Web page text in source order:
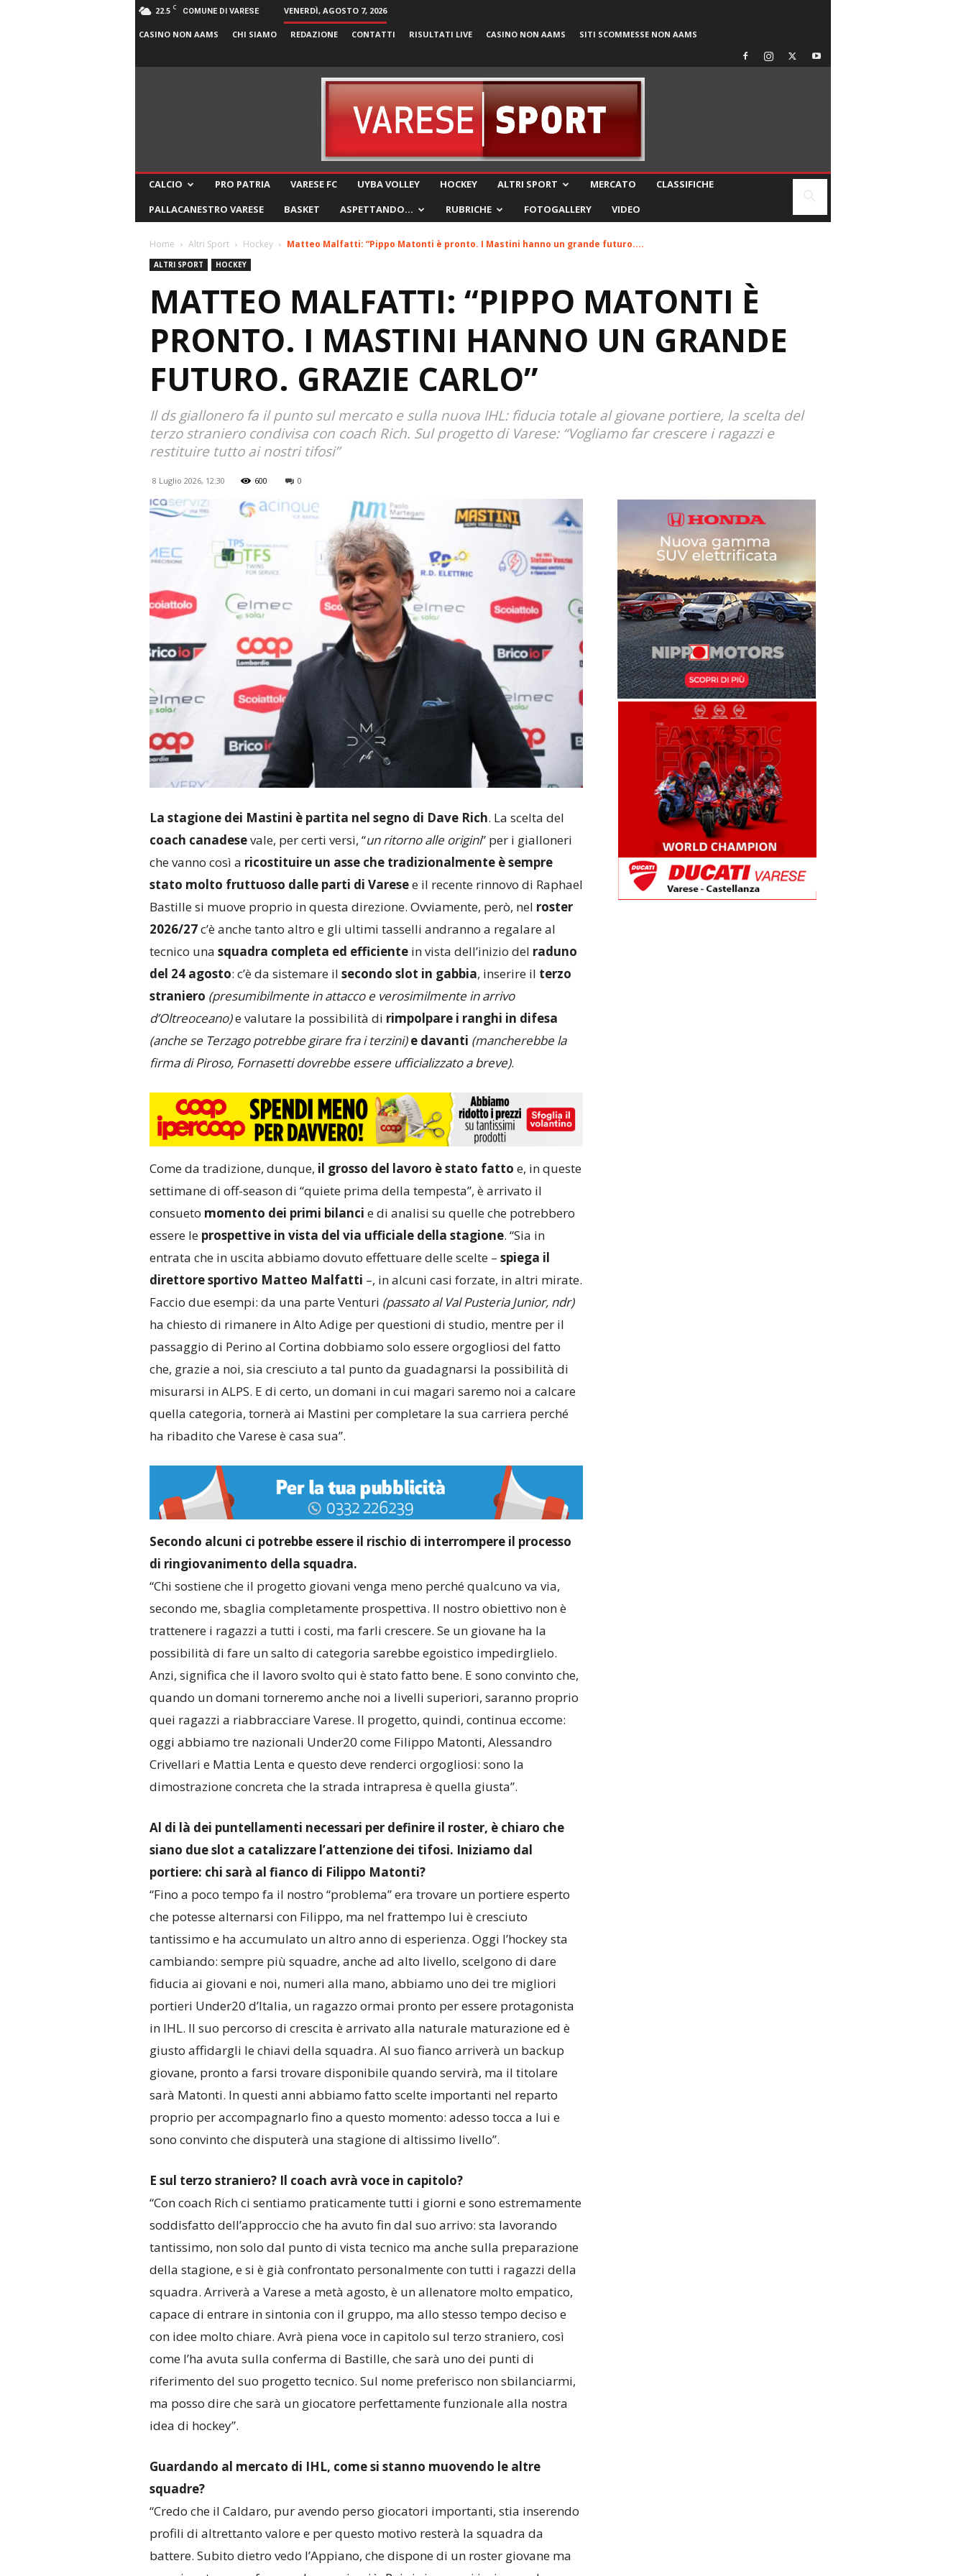
22.5 C COMUNE DI VARESE VENERDÌ, AGOSTO 7, 2026
CASINO NON AAMS CHI SIAMO REDAZIONE CONTATTI RISULTATI LIVE CASINO NON AAMS SITI SCOMMESSE NON AAMS
CALCIO PRO PATRIA VARESE FC UYBA VOLLEY HOCKEY ALTRI SPORT MERCATO
CLASSIFICHE
PALLACANESTRO VARESE
BASKET ASPETTANDO… RUBRICHE FOTOGALLERY VIDEO
Home Altri Sport Hockey Matteo Malfatti: “Pippo Matonti è pronto. I Mastini hanno un grande futuro....
ALTRI SPORT HOCKEY
MATTEO MALFATTI: “PIPPO MATONTI È
PRONTO. I MASTINI HANNO UN GRANDE
FUTURO. GRAZIE CARLO”
Il ds giallonero fa il punto sul mercato e sulla nuova IHL: fiducia totale al giovane portiere, la scelta del
terzo straniero condivisa con coach Rich. Sul progetto di Varese: “Vogliamo far crescere i ragazzi e
restituire tutto ai nostri tifosi”
8 Luglio 2026, 12:30 600 0
La stagione dei Mastini è partita nel segno di Dave Rich. La scelta del
coach canadesevale, per certi versi, “un ritorno alle origini” per i gialloneri
che vanno così a ricostituire un asse che tradizionalmente è sempre
stato molto fruttuoso dalle parti di Varesee il recente rinnovo di Raphael
Bastille si muove proprio in questa direzione. Ovviamente, però, nel roster
2026/27c’è anche tanto altro e gli ultimi tasselli andranno a regalare al
tecnico una squadra completa ed efficientein vista dell’inizio del raduno
del 24 agosto: c’è da sistemare il secondo slot in gabbia, inserire il terzo
straniero (presumibilmente in attacco e verosimilmente in arrivo
d’Oltreoceano)e valutare la possibilità di rimpolpare i ranghi in difesa
(anche se Terzago potrebbe girare fra i terzini) e davanti (mancherebbe la
firma di Piroso, Fornasetti dovrebbe essere ufficializzato a breve).
Come da tradizione, dunque, il grosso del lavoro è stato fatto e, in queste
settimane di off-season di “quiete prima della tempesta”, è arrivato il
consueto momento dei primi bilanci e di analisi su quelle che potrebbero
essere le prospettive in vista del via ufficiale della stagione. “Sia in
entrata che in uscita abbiamo dovuto effettuare delle scelte – spiega il
direttore sportivo Matteo Malfatti –, in alcuni casi forzate, in altri mirate.
Faccio due esempi: da una parte Venturi (passato al Val Pusteria Junior, ndr)
ha chiesto di rimanere in Alto Adige per questioni di studio, mentre per il
passaggio di Perino al Cortina dobbiamo solo essere orgogliosi del fatto
che, grazie a noi, sia cresciuto a tal punto da guadagnarsi la possibilità di
misurarsi in ALPS. E di certo, un domani in cui magari saremo noi a calcare
quella categoria, tornerà ai Mastini per completare la sua carriera perché
ha ribadito che Varese è casa sua”.
Secondo alcuni ci potrebbe essere il rischio di interrompere il processo
di ringiovanimento della squadra.
“Chi sostiene che il progetto giovani venga meno perché qualcuno va via,
secondo me, sbaglia completamente prospettiva. Il nostro obiettivo non è
trattenere i ragazzi a tutti i costi, ma farli crescere. Se un giovane ha la
possibilità di fare un salto di categoria sarebbe egoistico impedirglielo.
Anzi, significa che il lavoro svolto qui è stato fatto bene. E sono convinto che,
quando un domani torneremo anche noi a livelli superiori, saranno proprio
quei ragazzi a riabbracciare Varese. Il progetto, quindi, continua eccome:
oggi abbiamo tre nazionali Under20 come Filippo Matonti, Alessandro
Crivellari e Mattia Lenta e questo deve renderci orgogliosi: sono la
dimostrazione concreta che la strada intrapresa è quella giusta”.
Al di là dei puntellamenti necessari per definire il roster, è chiaro che
siano due slot a catalizzare l’attenzione dei tifosi. Iniziamo dal
portiere: chi sarà al fianco di Filippo Matonti?
“Fino a poco tempo fa il nostro “problema” era trovare un portiere esperto
che potesse alternarsi con Filippo, ma nel frattempo lui è cresciuto
tantissimo e ha accumulato un altro anno di esperienza. Oggi l’hockey sta
cambiando: sempre più squadre, anche ad alto livello, scelgono di dare
fiducia ai giovani e noi, numeri alla mano, abbiamo uno dei tre migliori
portieri Under20 d’Italia, un ragazzo ormai pronto per essere protagonista
in IHL. Il suo percorso di crescita è arrivato alla naturale maturazione ed è
giusto affidargli le chiavi della squadra. Al suo fianco arriverà un backup
giovane, pronto a farsi trovare disponibile quando servirà, ma il titolare
sarà Matonti. In questi anni abbiamo fatto scelte importanti nel reparto
proprio per accompagnarlo fino a questo momento: adesso tocca a lui e
sono convinto che disputerà una stagione di altissimo livello”.
E sul terzo straniero? Il coach avrà voce in capitolo?
“Con coach Rich ci sentiamo praticamente tutti i giorni e sono estremamente
soddisfatto dell’approccio che ha avuto fin dal suo arrivo: sta lavorando
tantissimo, non solo dal punto di vista tecnico ma anche sulla preparazione
della stagione, e si è già confrontato personalmente con tutti i ragazzi della
squadra. Arriverà a Varese a metà agosto, è un allenatore molto empatico,
capace di entrare in sintonia con il gruppo, ma allo stesso tempo deciso e
con idee molto chiare. Avrà piena voce in capitolo sul terzo straniero, così
come l’ha avuta sulla conferma di Bastille, che sarà uno dei punti di
riferimento del suo progetto tecnico. Sul nome preferisco non sbilanciarmi,
ma posso dire che sarà un giocatore perfettamente funzionale alla nostra
idea di hockey”.
Guardando al mercato di IHL, come si stanno muovendo le altre
squadre?
“Credo che il Caldaro, pur avendo perso giocatori importanti, stia inserendo
profili di altrettanto valore e per questo motivo resterà la squadra da
battere. Subito dietro vedo l’Appiano, che dispone di un roster giovane ma